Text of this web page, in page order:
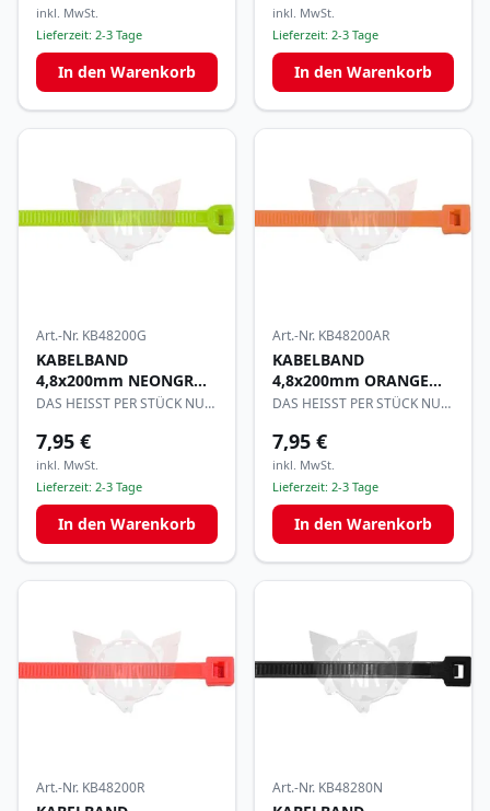
inkl. MwSt.
Lieferzeit: 2-3 Tage
In den Warenkorb
inkl. MwSt.
Lieferzeit: 2-3 Tage
In den Warenkorb
Art.-Nr. KB48200G
KABELBAND
4,8x200mm NEONGRÜN
per100
DAS HEISST PER STÜCK NUR
7,95 €
inkl. MwSt.
Lieferzeit: 2-3 Tage
In den Warenkorb
Art.-Nr. KB48200AR
KABELBAND
4,8x200mm ORANGE
per100
DAS HEISST PER STÜCK NUR
7,95 €
inkl. MwSt.
Lieferzeit: 2-3 Tage
In den Warenkorb
Art.-Nr. KB48200R Art.-Nr. KB48280N